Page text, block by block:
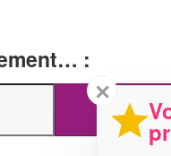
:
✕